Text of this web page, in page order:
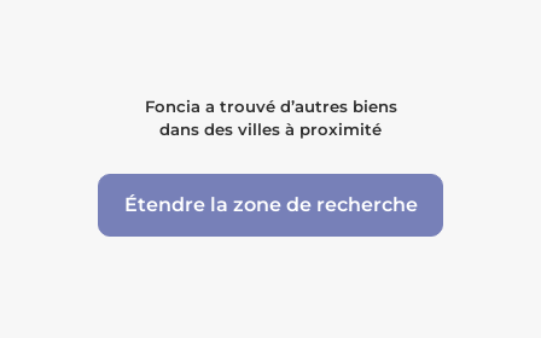
Foncia a trouvé d’autres biens
dans des villes à proximité
Étendre la zone de recherche